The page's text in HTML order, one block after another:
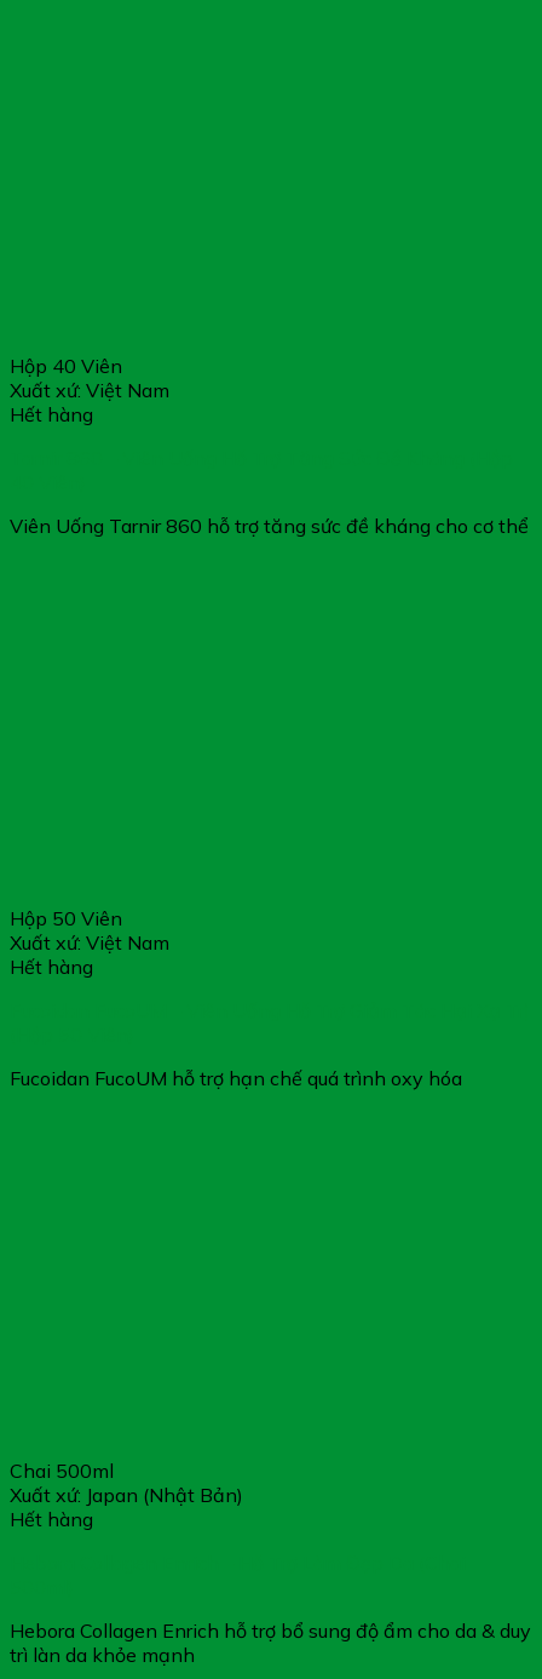
Hộp 40 Viên
Xuất xứ: Việt Nam
Hết hàng
Viên Uống Tarnir 860 hỗ trợ tăng sức đề kháng cho cơ thể
Hộp 50 Viên
Xuất xứ: Việt Nam
Hết hàng
Fucoidan FucoUM hỗ trợ hạn chế quá trình oxy hóa
Chai 500ml
Xuất xứ: Japan (Nhật Bản)
Hết hàng
Hebora Collagen Enrich hỗ trợ bổ sung độ ẩm cho da & duy
trì làn da khỏe mạnh